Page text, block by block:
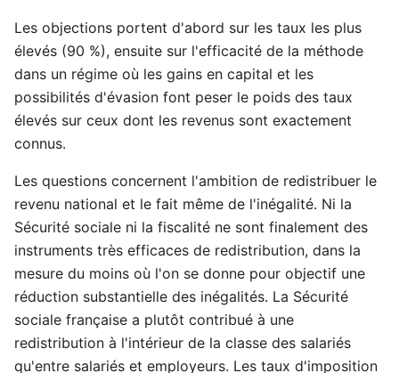
Les objections portent d'abord sur les taux les plus
élevés (90 %), ensuite sur l'efficacité de la méthode
dans un régime où les gains en capital et les
possibilités d'évasion font peser le poids des taux
élevés sur ceux dont les revenus sont exactement
connus.
Les questions concernent l'ambition de redistribuer le
revenu national et le fait même de l'inégalité. Ni la
Sécurité sociale ni la fiscalité ne sont finalement des
instruments très efficaces de redistribution, dans la
mesure du moins où l'on se donne pour objectif une
réduction substantielle des inégalités. La Sécurité
sociale française a plutôt contribué à une
redistribution à l'intérieur de la classe des salariés
qu'entre salariés et employeurs. Les taux d'imposition